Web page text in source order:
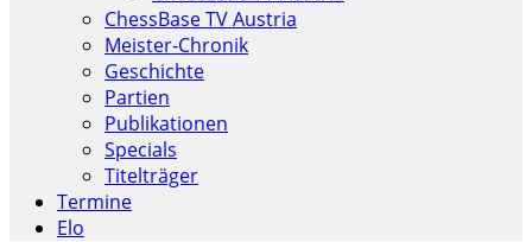
ChessBase TV Austria
Meister-Chronik
Geschichte
Partien
Publikationen
Specials
Titelträger
Termine
Elo